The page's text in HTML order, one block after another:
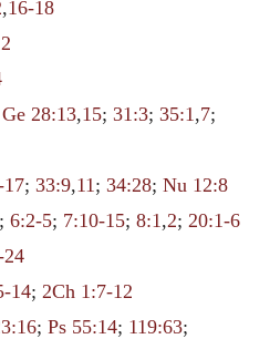
,16-18
Ge 28:13,15; 31:3; 35:1,7;
; 33:9,11; 34:28; Nu 12:8
6:2-5; 7:10-15; 8:1,2; 20:1-6
24
14; 2Ch 1:7-12
;Ps 55:14; 119:63;